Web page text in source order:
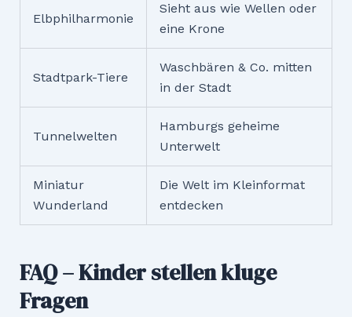
Elbphilharmonie
Sieht aus wie Wellen oder
eine Krone
Stadtpark-Tiere
Waschbären & Co. mitten
in der Stadt
Tunnelwelten
Hamburgs geheime
Unterwelt
Miniatur
Wunderland
Die Welt im Kleinformat
entdecken
FAQ – Kinder stellen kluge
Fragen